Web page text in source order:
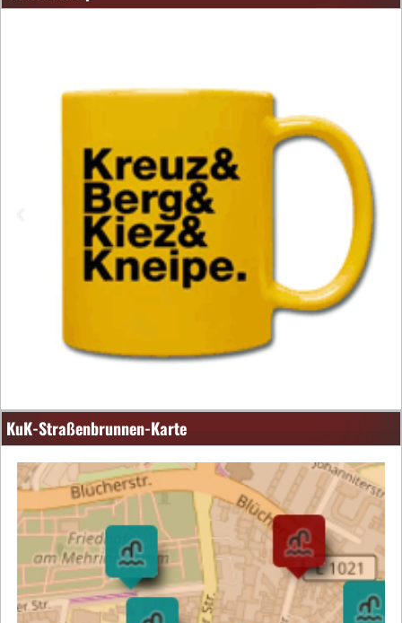
KuK-Straßenbrunnen-Karte